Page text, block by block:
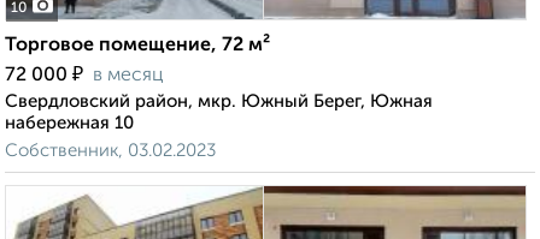
10
Торговое помещение, 72 м²
72 000 ₽ в месяц
Свердловский район, мкр. Южный Берег, Южная
набережная 10
Собственник, 03.02.2023